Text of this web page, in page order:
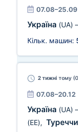
07.08–25.09
Україна (UA)
Кільк. машин:
2 тижні тому
07.08–20.12
Україна (UA)
(EE),